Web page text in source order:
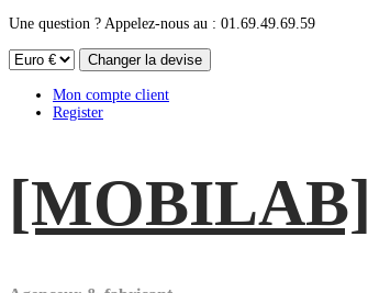
Une question ? Appelez-nous au : 01.69.49.69.59
Mon compte client
Register
[MOBILAB]